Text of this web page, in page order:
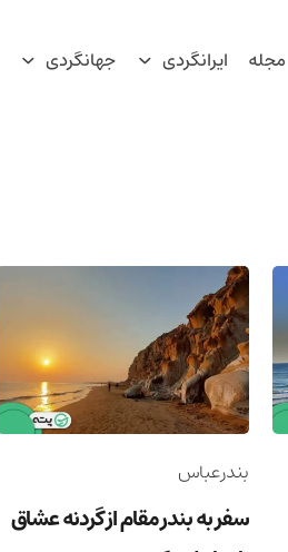
مجله ایرانگردی جهانگردی
بندرعباس
سفر به بندر مقام از گردنه عشاق